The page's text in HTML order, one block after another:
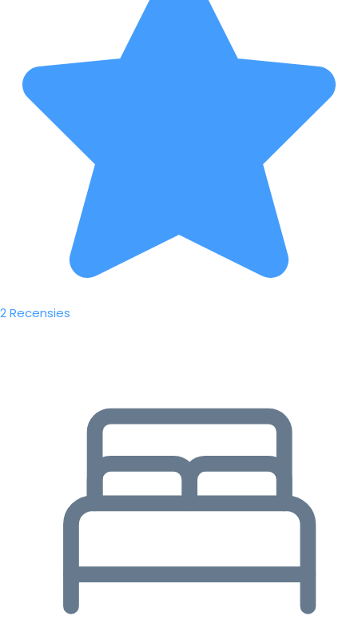
2 Recensies